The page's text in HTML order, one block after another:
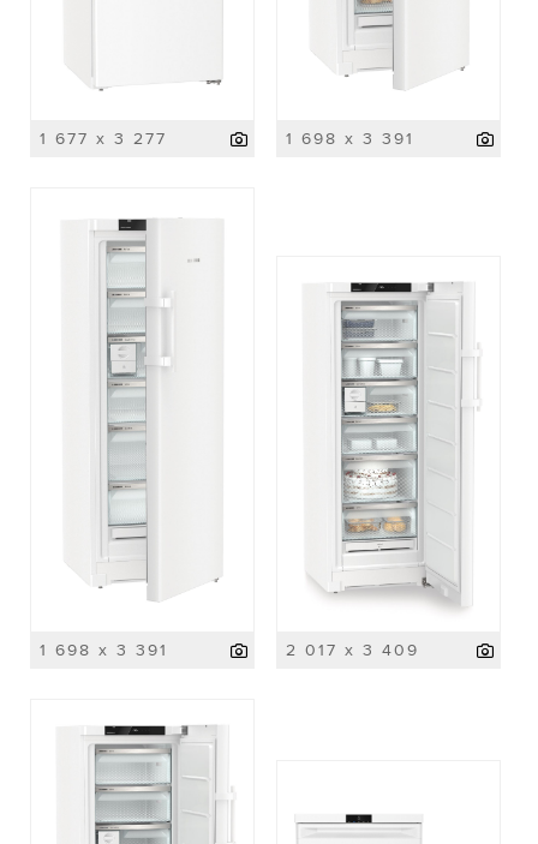
1 677 x 3 277 1 698 x 3 391
1 698 x 3 391 2 017 x 3 409